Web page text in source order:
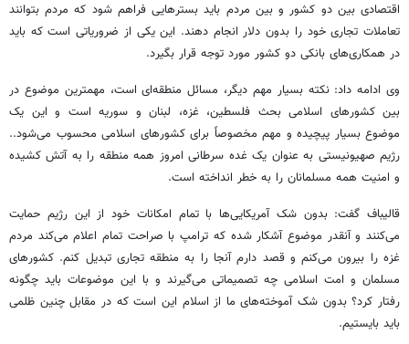
اقتصادی بین دو کشور و بین مردم باید بسترهایی فراهم شود که مردم بتوانند
تعاملات تجاری خود را بدون دلار انجام دهند. این یکی از ضروریاتی است که باید
در همکاری‌های بانکی دو کشور مورد توجه قرار بگیرد.
وی ادامه داد: نکته بسیار مهم دیگر، مسائل منطقه‌ای است، مهمترین موضوع در
بین کشورهای اسلامی بحث فلسطین، غزه‌، لبنان و سوریه است و این یک
موضوع بسیار پیچیده و مهم مخصوصاً برای کشورهای اسلامی محسوب می‌شود..
رژیم صهیونیستی به عنوان یک غده سرطانی امروز همه منطقه را به آتش کشیده
و امنیت همه مسلمانان را به خطر انداخته است.
قالیباف گفت: بدون شک آمریکایی‌ها با تمام امکانات خود از این رژیم حمایت
می‌کنند و آنقدر موضوع آشکار شده که ترامپ با صراحت تمام اعلام می‌کند مردم
غزه را بیرون می‌کنم و قصد دارم آنجا را به منطقه تجاری تبدیل کنم. کشورهای
مسلمان و امت اسلامی چه تصمیماتی می‌گیرند و با این موضوعات باید چگونه
رفتار کرد؟ بدون شک آموخته‌های ما از اسلام این است که در مقابل چنین ظلمی
باید بایستیم.